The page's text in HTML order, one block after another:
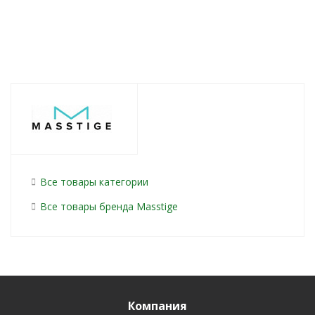
Все товары категории
Все товары бренда Masstige
Компания